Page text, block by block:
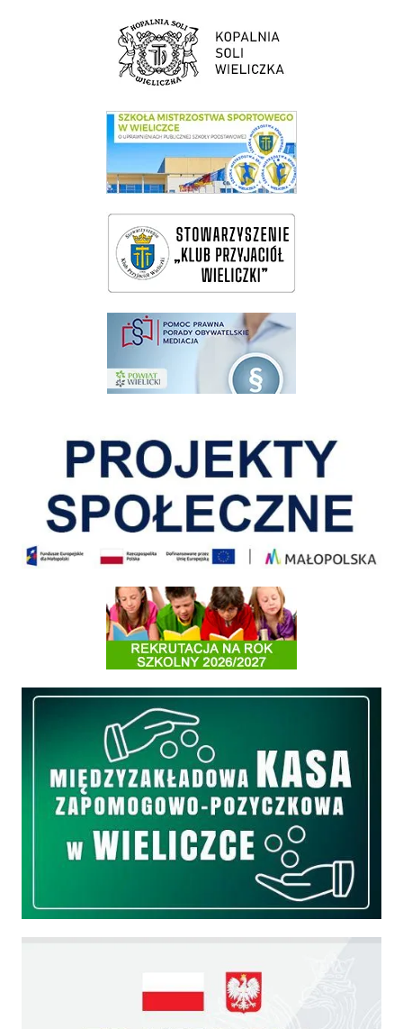
link do strony Kopalni Soli Wieliczka
link do SMS Wieliczka
wieliczka-wieliczanie na bis
pomoc prawna wieliczka
Informacja o terminach rekrutacji na rok szkolny 2026/2027